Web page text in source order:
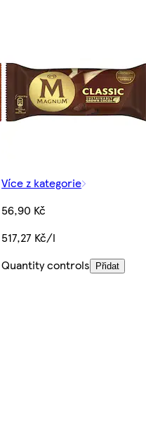
Více z kategorie
56,90 Kč
517,27 Kč/l
Quantity controls Přidat